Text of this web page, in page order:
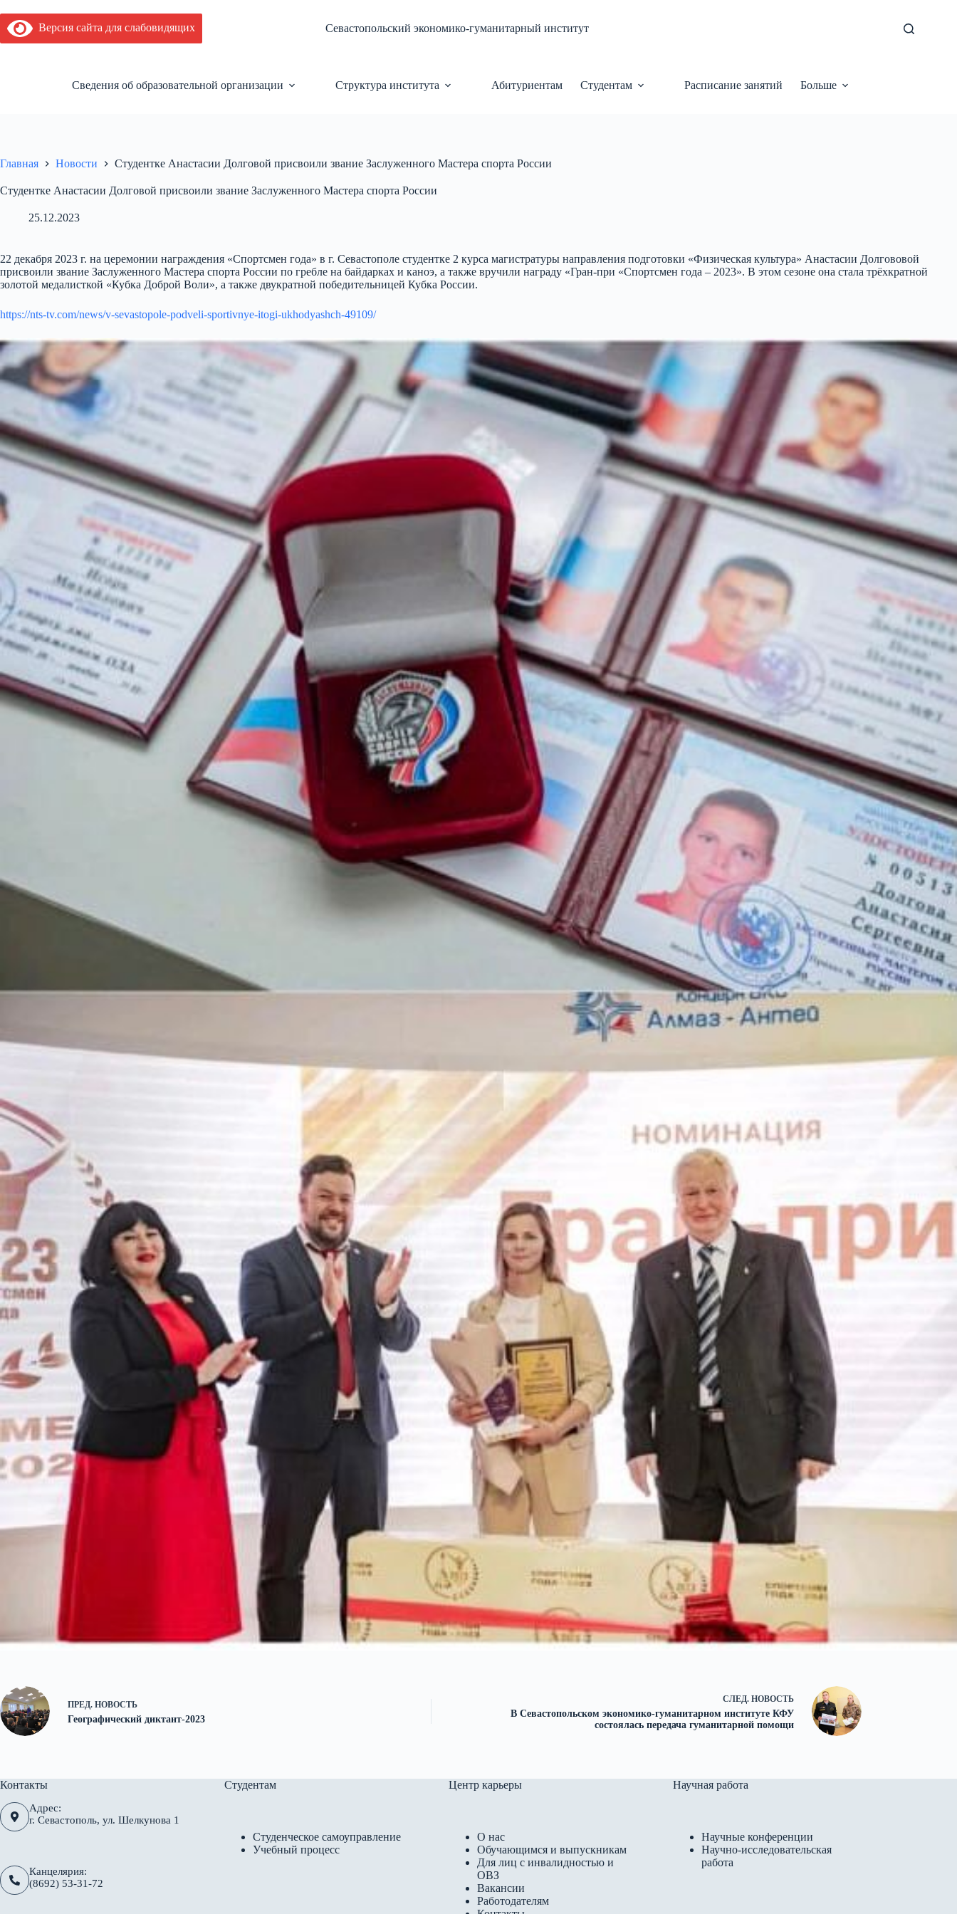
к
сути
Версия сайта для слабовидящих Севастопольский экономико-гуманитарный институт
Сведения об образовательной организации Структура института Абитуриентам Студентам Расписание занятий Больше
Главная Новости Студентке Анастасии Долговой присвоили звание Заслуженного Мастера спорта России
Студентке Анастасии Долговой присвоили звание Заслуженного Мастера спорта России
25.12.2023
22 декабря 2023 г. на церемонии награждения «Спортсмен года» в г. Севастополе студентке 2 курса магистратуры направления подготовки «Физическая культура» Анастасии Долгововой
присвоили звание Заслуженного Мастера спорта России по гребле на байдарках и каноэ, а также вручили награду «Гран-при «Спортсмен года – 2023». В этом сезоне она стала трёхкратной
золотой медалисткой «Кубка Доброй Воли», а также двукратной победительницей Кубка России.
https://nts-tv.com/news/v-sevastopole-podveli-sportivnye-itogi-ukhodyashch-49109/
ПРЕД. НОВОСТЬ
Географический диктант-2023
СЛЕД. НОВОСТЬ
В Севастопольском экономико-гуманитарном институте КФУ
состоялась передача гуманитарной помощи
Контакты
Адрес:
г. Севастополь, ул. Шелкунова 1
Канцелярия:
(8692) 53-31-72
Студентам
Студенческое самоуправление
Учебный процесс
Центр карьеры
О нас
Обучающимся и выпускникам
Для лиц с инвалидностью и
ОВЗ
Вакансии
Работодателям
Научная работа
Научные конференции
Научно-исследовательская
работа